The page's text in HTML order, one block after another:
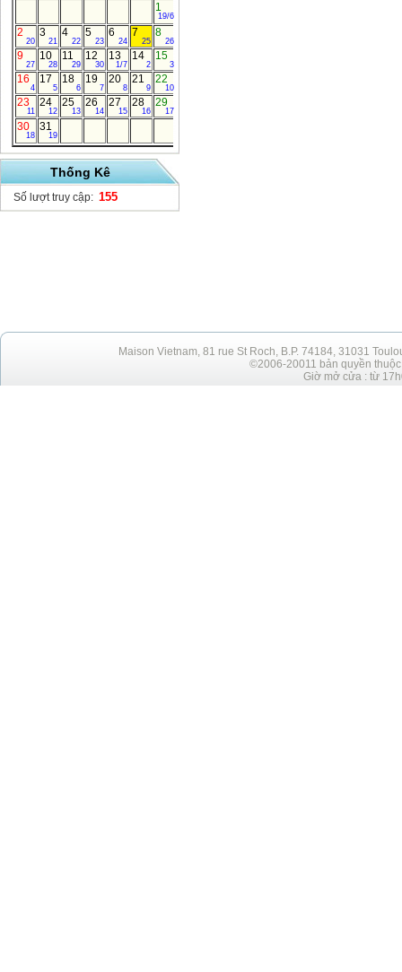
1
19/6
2
20
3
21
4
22
5
23
6
24
7
25
8
26
9
27
10
28
11
29
12
30
13
1/7
14
2
15
3
16
4
17
5
18
6
19
7
20
8
21
9
22
10
23
11
24
12
25
13
26
14
27
15
28
16
29
17
30
18
31
19
Thống Kê
Số lượt truy cập: 155
Maison Vietnam, 81 rue St Roch, B.P. 74184, 31031
©2006-20011 bản quyền
Giờ mở cửa : từ